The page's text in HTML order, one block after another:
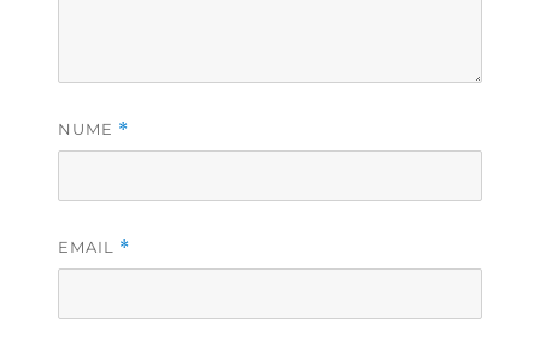
NUME *
EMAIL *